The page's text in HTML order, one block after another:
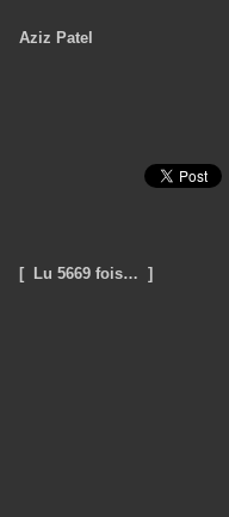
Aziz Patel
[ Lu 5669 fois… ]